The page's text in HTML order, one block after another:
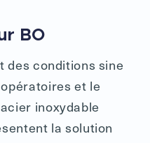
BO
des conditions sine
et le
inoxydable
la solution